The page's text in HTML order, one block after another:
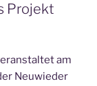
Projekt
am
Neuwieder